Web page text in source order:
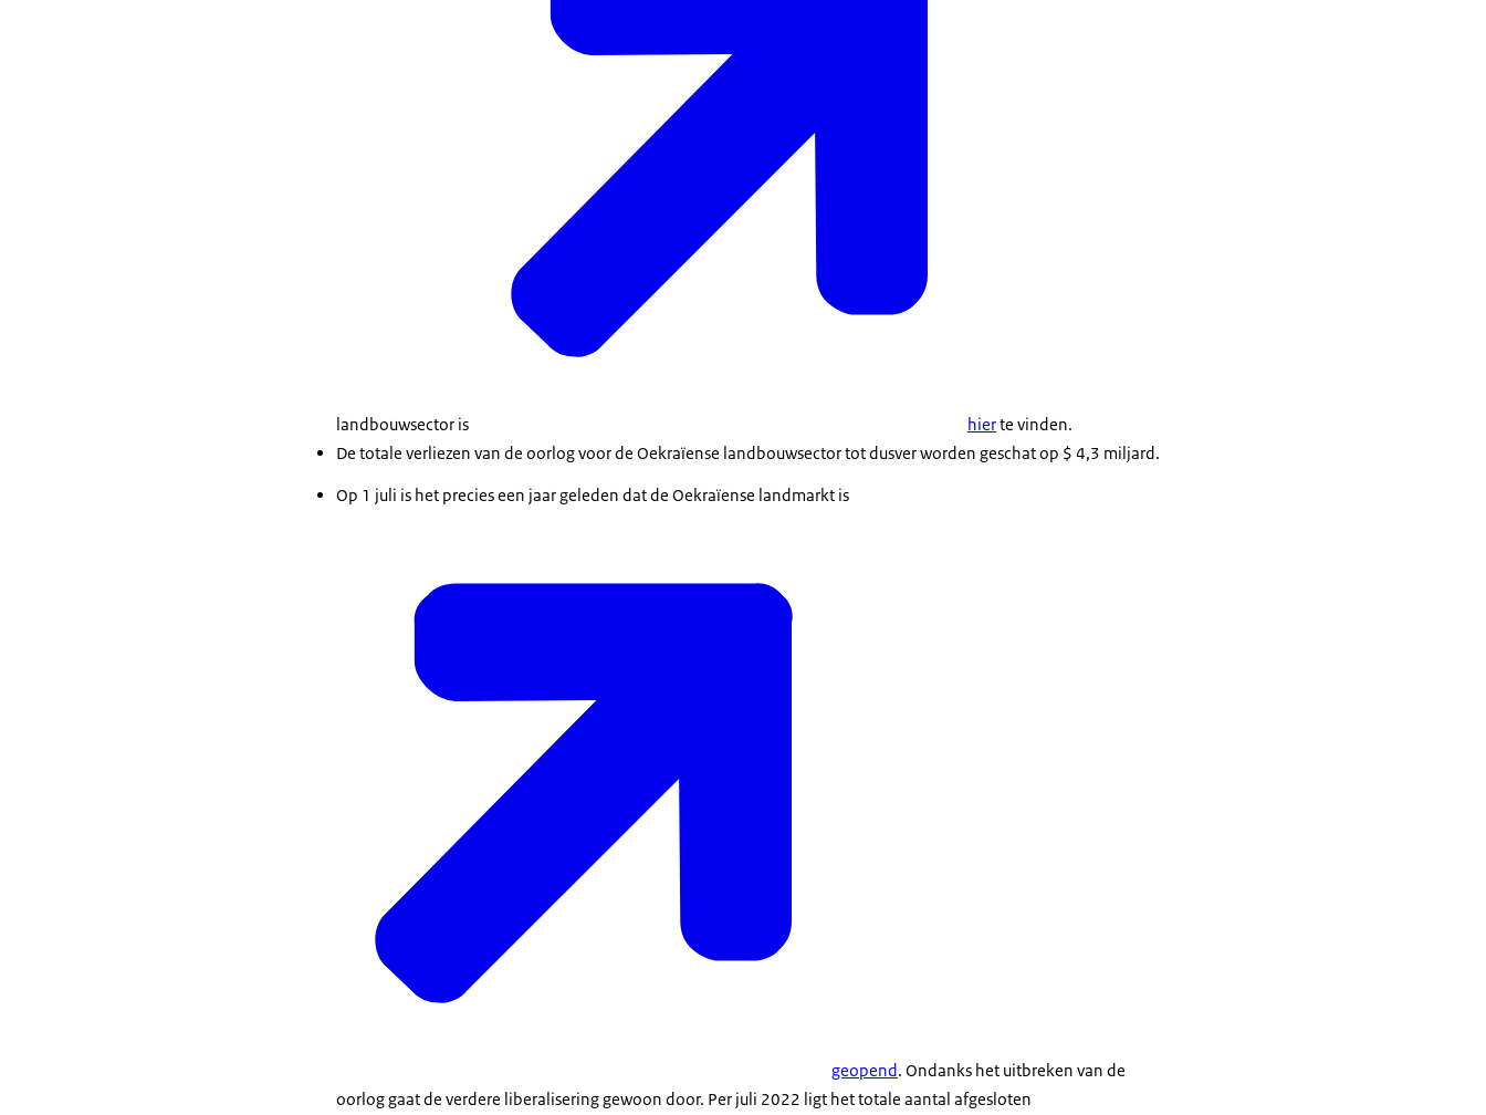
landbouwsector is hierte vinden.
De totale verliezen van de oorlog voor de Oekraïense landbouwsector tot dusver worden geschat op $ 4,3 miljard.
Op 1 juli is het precies een jaar geleden dat de Oekraïense landmarkt is
geopend. Ondanks het uitbreken van de
oorlog gaat de verdere liberalisering gewoon door. Per juli 2022 ligt het totale aantal afgesloten